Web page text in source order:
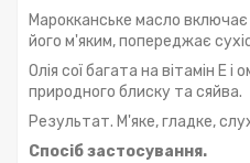
Марокканське масло включає
його м'яким, попереджає
Олія сої багата на вітамін
природного блиску та сяйва.
Результат. М'яке, гладке,
Спосіб застосування.